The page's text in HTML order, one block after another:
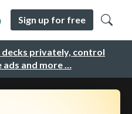
decks privately, control
ads and more …
Sign up for free